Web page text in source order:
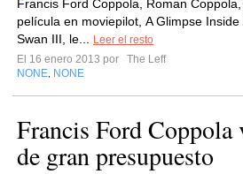
Francis Ford Coppola, Roman
película en moviepilot, A Glimpse
Swan III, le...
Leer el resto
El 16 enero 2013 por
The Leff
NONE NONE
Francis Ford Coppola
de gran presupuesto